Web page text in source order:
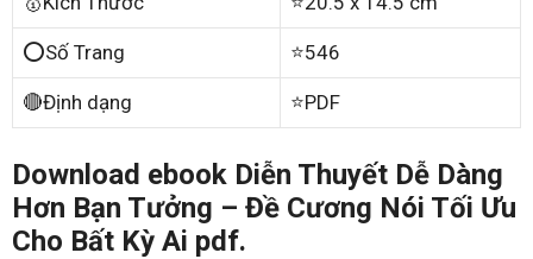
⭕Số Trang ⭐546
🔴Định dạng ⭐PDF
Download ebook Diễn Thuyết Dễ Dàng
Hơn Bạn Tưởng – Đề Cương Nói Tối Ưu
Cho Bất Kỳ Ai pdf.